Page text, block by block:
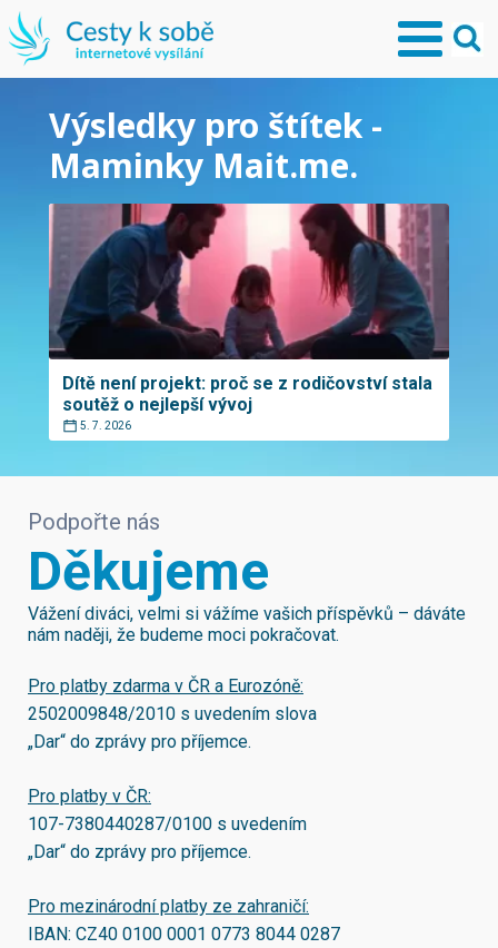
Výsledky pro štítek -
Maminky Mait.me.
Dítě není projekt: proč se z rodičovství stala
soutěž o nejlepší vývoj
5. 7. 2026
Podpořte nás
Děkujeme
Vážení diváci, velmi si vážíme vašich příspěvků – dáváte
nám naději, že budeme moci pokračovat.
Pro platby zdarma v ČR a Eurozóně:
2502009848/2010 s uvedením slova
„Dar“ do zprávy pro příjemce.
Pro platby v ČR:
107-7380440287/0100 s uvedením
„Dar“ do zprávy pro příjemce.
Pro mezinárodní platby ze zahraničí:
IBAN: CZ40 0100 0001 0773 8044 0287